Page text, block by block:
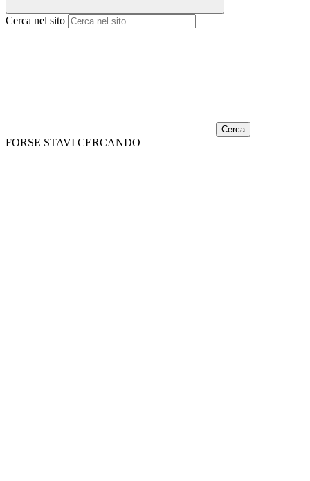
Cerca nel sito
Cerca
FORSE STAVI CERCANDO